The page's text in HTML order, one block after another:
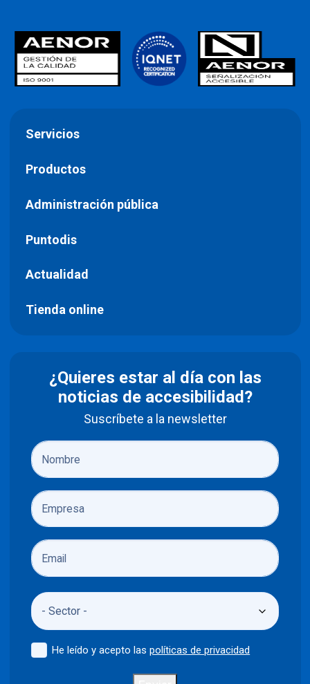
Servicios
Productos
Administración pública
Puntodis
Actualidad
Tienda online
¿Quieres estar al día con las
noticias de accesibilidad?
Suscríbete a la newsletter
He leído y acepto laspolíticas de privacidad